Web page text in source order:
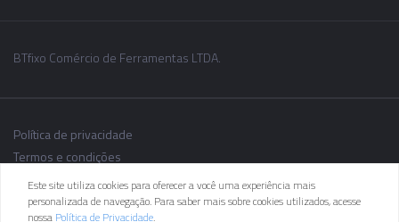
BTfixo Comércio de Ferramentas LTDA.
Política de privacidade
Termos e condições
Este site utiliza cookies para oferecer a você uma experiência mais
personalizada de navegação. Para saber mais sobre cookies utilizados, acesse
nossa Política de Privacidade.